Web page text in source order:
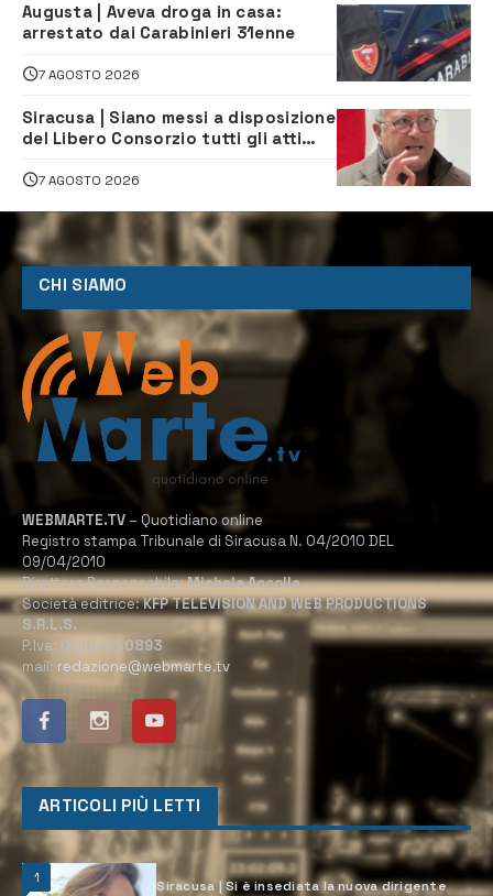
Augusta | Aveva droga in casa:
arrestato dai Carabinieri 31enne
7 AGOSTO 2026
Siracusa | Siano messi a disposizione
del Libero Consorzio tutti gli atti
7 AGOSTO 2026
CHI SIAMO
WEBMARTE.TV – Quotidiano online
Registro stampa Tribunale di Siracusa N. 04/2010 DEL
09/04/2010
Direttore Responsabile:Michele Accolla
Società editrice:KFP TELEVISION AND WEB PRODUCTIONS
S.R.L.S.
P.Iva: 02184950893
mail: redazione@webmarte.tv
ARTICOLI PIÙ LETTI
1
Siracusa | Si è insediata la nuova dirigente